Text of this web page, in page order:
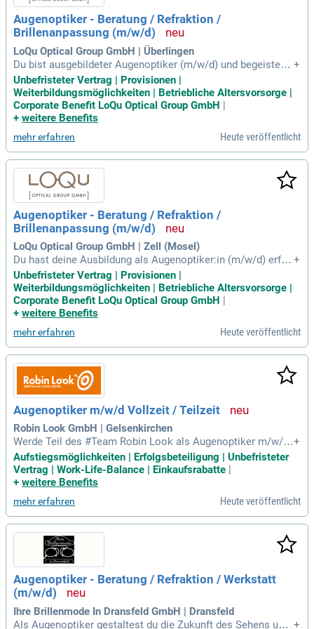
m Meister oder ein gleichwertiges Studium. Berufserfahrun
g, insbesondere in der klinischen Augenoptik, ist wünschen
swert und zeigt Ihre Begeisterung für innovative Technologi
en.
Augenoptiker - Beratung / Refraktion /
Brillenanpassung (m/w/d)
LoQu Optical Group GmbH | Überlingen
Du bist ausgebildeter Augenoptiker (m/w/d) und begeistert
von herausragendem Kundenservice. Mit deiner freundliche
n Art berätst du Kund:innen kompetent und findest stets die
passende Lösung. Refraktion ist dein Steckenpferd, und auc
h Werkstattarbeiten meisterst du mühelos. Du bist ein zuver
h erwarten ein unbefristeter Arbeitsvertrag, 6 Wochen Urlau
b und ein attraktives Gehalt mit provisionsbasierten Boni. Z
udem bieten wir umfangreiche Weiterbildungsmöglichkeite
n, einschließlich der Kostenübernahme für Meisterfortbildun
gen und einem umfassenden internen Schulungsprogramm.
+
Unbefristeter Vertrag | Provisionen |
Weiterbildungsmöglichkeiten | Betriebliche Altersvorsorge |
Corporate Benefit LoQu Optical Group GmbH |
+ weitere Benefits
mehr erfahren Heute veröffentlicht
Augenoptiker - Beratung / Refraktion /
Brillenanpassung (m/w/d)
LoQu Optical Group GmbH | Zell (Mosel)
Du hast deine Ausbildung als Augenoptiker:in (m/w/d) erfol
greich abgeschlossen und möchtest Teil eines dynamische
n Teams werden. Mit deiner empathischen Art berätst du un
sere Kund:innen kompetent und freundlich. Fließendes Deut
sch auf C1-Niveau erleichtert die Kommunikation. Wir biete
in der zukunftssicheren Branche der Augenoptik. Zudem pro
fitierst du von attraktiven Vergütungsmodellen und vielseitig
en Weiterbildungsmöglichkeiten, inklusive der Kostenübern
ahme für Meisterfortbildungen. Unsere strukturierte Einarbe
itung durch erfahrene Kolleg:innen und die Academy garanti
eren deinen erfolgreichen Start bei uns.
+
Unbefristeter Vertrag | Provisionen |
Weiterbildungsmöglichkeiten | Betriebliche Altersvorsorge |
Corporate Benefit LoQu Optical Group GmbH |
+ weitere Benefits
mehr erfahren Heute veröffentlicht
Augenoptiker m/w/d Vollzeit / Teilzeit
Robin Look GmbH | Gelsenkirchen
Werde Teil des #Team Robin Look als Augenoptiker m/w/d
in Gelsenkirchen Buer! Wir bieten sowohl Vollzeit- als auch
Teilzeitstellen in einem dynamischen Umfeld. Robins Look
steht für Innovation, Zusammenhalt und Teamgeist – Hierar
r Engagement und Ihre Fähigkeiten über alles. Unser Ziel ist
es, Kund*innen stets mit einem Lächeln zu begeistern und si
e in die richtige Wahl zu führen. Schließen Sie sich unserem
erfolgreichen und rebellischen Team an und gestalten Sie di
e Zukunft der Augenoptik mit uns!
+
Aufstiegsmöglichkeiten | Erfolgsbeteiligung | Unbefristeter
Vertrag | Work-Life-Balance | Einkaufsrabatte
+ weitere Benefits
mehr erfahren Heute veröffentlicht
Augenoptiker - Beratung / Refraktion / Werkstatt
(m/w/d)
Ihre Brillenmode In Dransfeld GmbH | Dransfeld
Als Augenoptiker gestaltest du die Zukunft des Sehens und +